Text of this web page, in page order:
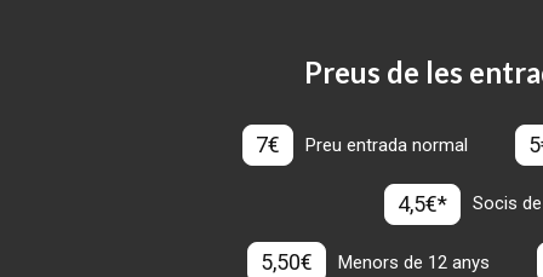
Preus de les
7€ Preu entrada normal
4,5€* Socis
5,50€ Menors de 12 anys